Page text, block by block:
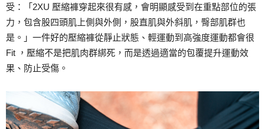
受：「2XU 壓縮褲穿起來很有感，會明顯感受到在重點部位的張
力，包含股四頭肌上側與外側，股直肌與外斜肌，臀部肌群也
是。」一件好的壓縮褲從靜止狀態、輕運動到高強度運動都會很
Fit ，壓縮不是把肌肉群綁死，而是透過適當的包覆提升運動效
果、防止受傷。